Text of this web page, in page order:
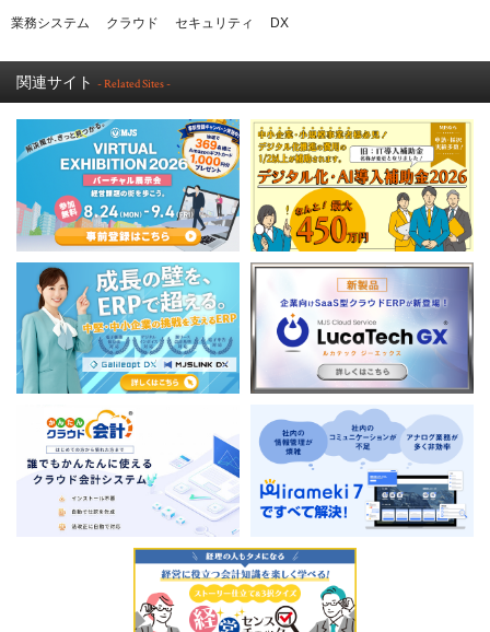
業務システム クラウド セキュリティ DX
関連サイト - Related Sites -